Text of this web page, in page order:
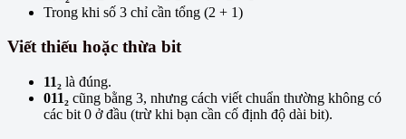
Trong khi số 3 chỉ cần tổng (2 + 1)
Viết thiếu hoặc thừa bit
11₂ là đúng.
011₂ cũng bằng 3, nhưng cách viết chuẩn thường không có
các bit 0 ở đầu (trừ khi bạn cần cố định độ dài bit).